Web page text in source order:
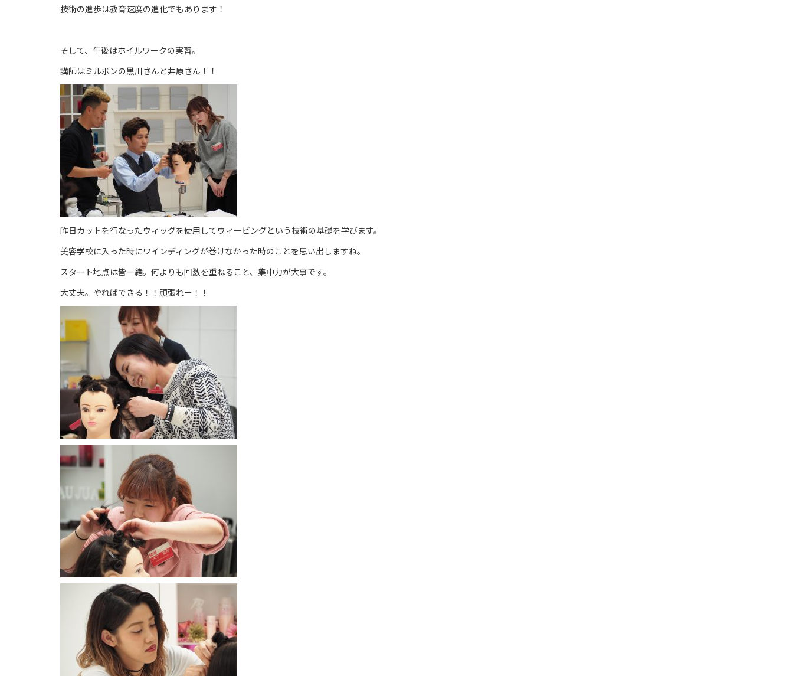
技術の進歩は教育速度の進化でもあります！
そして、午後はホイルワークの実習。
講師はミルボンの黒川さんと井原さん！！
昨日カットを行なったウィッグを使用してウィービングという技術の基礎を学びます。
美容学校に入った時にワインディングが巻けなかった時のことを思い出しますね。
スタート地点は皆一緒。何よりも回数を重ねること、集中力が大事です。
大丈夫。やればできる！！頑張れー！！